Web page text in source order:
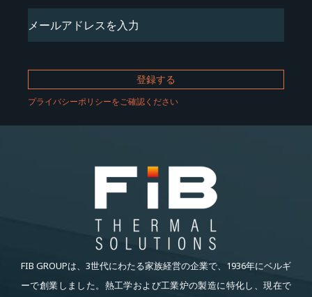
プライバシーポリシーをご確認ください
FIB GROUPは、3世代にわたる家族経営の企業で、1936年にベルギ
ーで創業しました。熱工学および工業炉の製造に特化し、現在で